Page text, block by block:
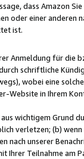
dass Amazon
oder einer
ist.
Anmeldung für die
schriftliche
wobei eine
Website in Ihrem
wichtigem Grund
verletzen; (b)
nach unserer
Ihrer Teilnahme am